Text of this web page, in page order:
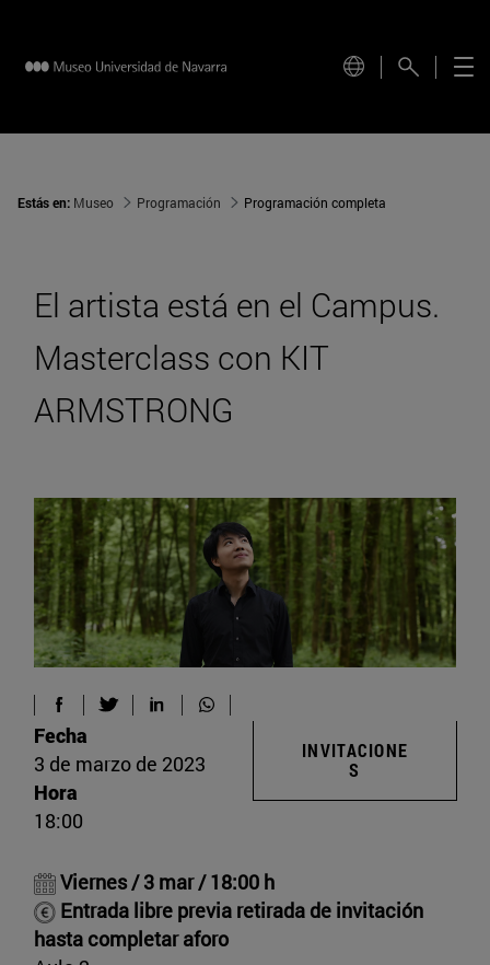
Estás en: Museo Programación Programación completa
El artista está en el Campus.
Masterclass con KIT
ARMSTRONG
Viernes / 3 mar / 18:00 h
Entrada libre previa retirada de invitación
hasta completar aforo
Fecha
3 de marzo de 2023
Hora
18:00
INVITACIONE
S